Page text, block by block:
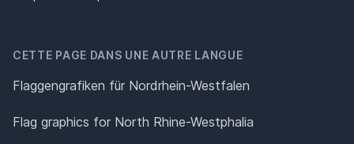
CETTE PAGE DANS UNE AUTRE LANGUE
Flaggengrafiken für Nordrhein-Westfalen
Flag graphics for North Rhine-Westphalia